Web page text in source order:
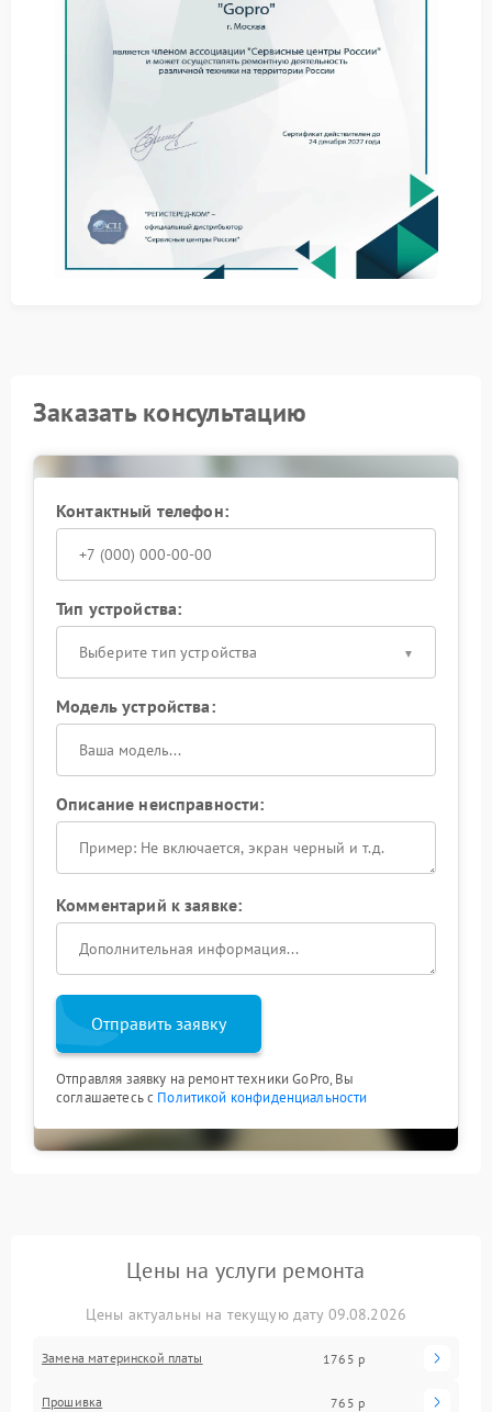
Практика обслуживания показывает несколько
направлений для диагностики:
неисправность регуляторов оборотов;
разбалансировка или износ моторов;
Сервис Gopro проводит диагностику с учетом
программной части и аппаратных узлов, что
позволяет определить реальное состояние дрона.
Что дает обращение к
специалистам
рекомендации по настройке и эксплуатации, чтобы
квадрокоптер уверенно взлетал и сохранял
стабильность в полете.
Заказать консультацию
Контактный телефон:
Тип устройства:
Выберите тип устройства
Модель устройства:
Описание неисправности:
Комментарий к заявке:
Отправить заявку
Отправляя заявку на ремонт техники GoPro, Вы
соглашаетесь с Политикой конфиденциальности
Цены на услуги ремонта
Цены актуальны на текущую дату 09.08.2026
Замена материнской платы 1765 р
Прошивка 765 р